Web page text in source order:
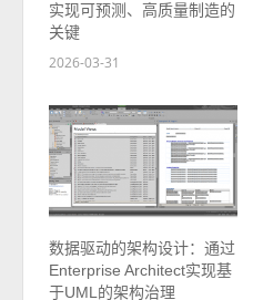
实现可预测、高质量制造的
关键
2026-03-31
数据驱动的架构设计：通过
Enterprise Architect实现基
于UML的架构治理